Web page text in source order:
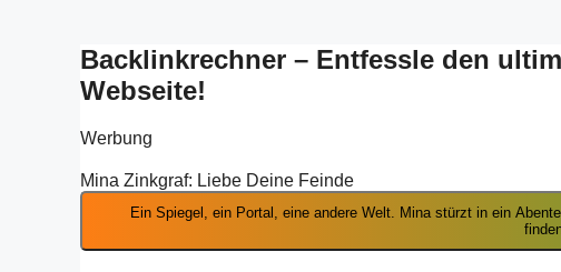
Backlinkrechner – Entfessle den
Webseite!
Werbung
Mina Zinkgraf: Liebe Deine Feinde
Ein Spiegel, ein Portal, eine andere Welt. Mina stürzt in ein Abenteuer voller Magie. Kann sie das Böse besiegen und nach Hause